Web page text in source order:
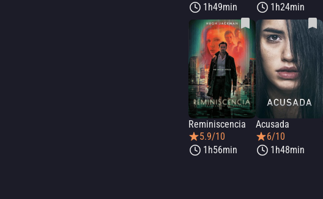
1h49min
1h24min
Reminiscencia
5.9/10
1h56min
Acusada
6/10
1h48min